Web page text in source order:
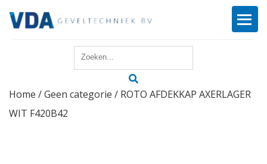
Reparatie
Home /Geen categorie / ROTO AFDEKKAP AXERLAGER
WIT F420B42